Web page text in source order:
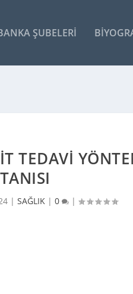
ŞUBELERI
TEDAVI
| SAĞLIK| 0 |